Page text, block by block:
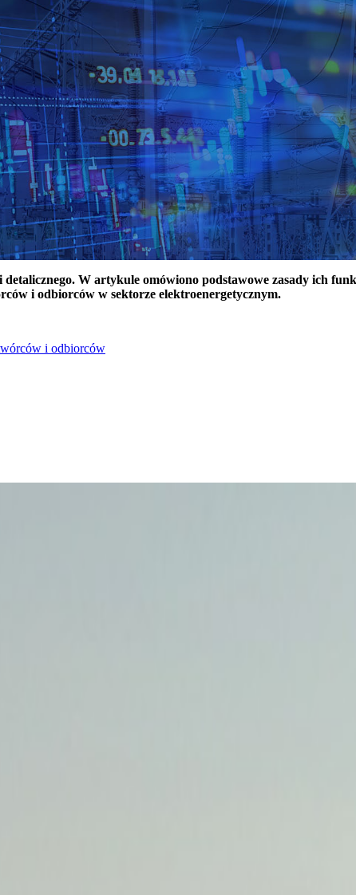
W artykule omówiono podstawowe zasady ich
i odbiorców w sektorze elektroenergetycznym.
i odbiorców